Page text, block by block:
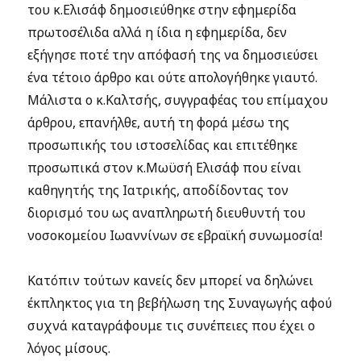
του κ.Ελισάφ δημοσιεύθηκε στην εφημερίδα
πρωτοσέλιδα αλλά η ίδια η εφημερίδα, δεν
εξήγησε ποτέ την απόφασή της να δημοσιεύσει
ένα τέτοιο άρθρο και ούτε απολογήθηκε γιαυτό.
Μάλιστα ο κ.Καλτσής, συγγραφέας του επίμαχου
άρθρου, επανήλθε, αυτή τη φορά μέσω της
προσωπικής του ιστοσελίδας και επιτέθηκε
προσωπικά στον κ.Μωϋσή Ελισάφ που είναι
καθηγητής της Ιατρικής, αποδίδοντας τον
διορισμό του ως αναπληρωτή διευθυντή του
νοσοκομείου Ιωαννίνων σε εβραϊκή συνωμοσία!
Κατόπιν τούτων κανείς δεν μπορεί να δηλώνει
έκπληκτος για τη βεβήλωση της Συναγωγής αφού
συχνά καταγράφουμε τις συνέπειες που έχει ο
λόγος μίσους.